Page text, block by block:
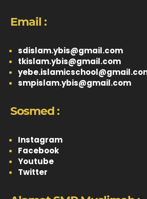
Email :
sdislam.ybis@gmail.com
tkislam.ybis@gmail.com
smpislam.ybis@gmail.com
Sosmed :
Instagram
Facebook
Youtube
Twitter